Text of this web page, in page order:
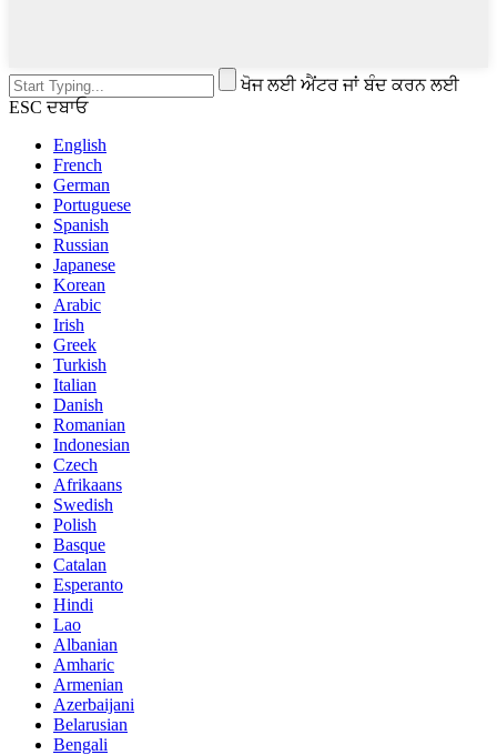
ਖੋਜ ਲਈ ਐਂਟਰ ਜਾਂ ਬੰਦ ਕਰਨ ਲਈ
ESC ਦਬਾਓ
English
French
German
Portuguese
Spanish
Russian
Japanese
Korean
Arabic
Irish
Greek
Turkish
Italian
Danish
Romanian
Indonesian
Czech
Afrikaans
Swedish
Polish
Basque
Catalan
Esperanto
Hindi
Lao
Albanian
Amharic
Armenian
Azerbaijani
Belarusian
Bengali